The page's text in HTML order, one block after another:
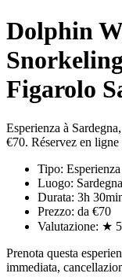
Dolphin
Figarolo
Esperienza à
€70. Réservez en
Tipo: Esperienza
Luogo:
Durata: 3h
Prezzo: da €70
Valutazione: ★
Prenota questa
immediata,